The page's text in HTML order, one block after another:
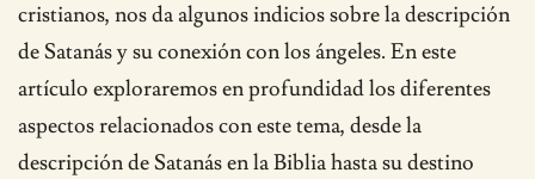
cristianos, nos da algunos indicios sobre la descripción
de Satanás y su conexión con los ángeles. En este
artículo exploraremos en profundidad los diferentes
aspectos relacionados con este tema, desde la
descripción de Satanás en la Biblia hasta su destino